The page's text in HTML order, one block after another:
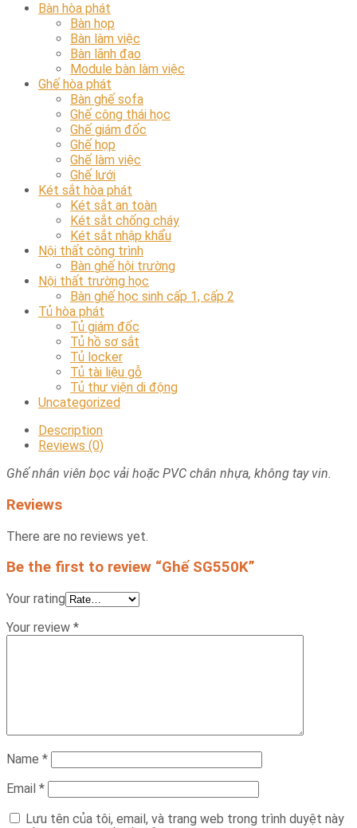
Bàn hòa phát
Bàn họp
Bàn làm việc
Bàn lãnh đạo
Module bàn làm việc
Ghế hòa phát
Bàn ghế sofa
Ghế công thái học
Ghế giám đốc
Ghế họp
Ghế làm việc
Ghế lưới
Két sắt hòa phát
Két sắt an toàn
Két sắt chống cháy
Két sắt nhập khẩu
Nội thất công trình
Bàn ghế hội trường
Nội thất trường học
Bàn ghế học sinh cấp 1, cấp 2
Tủ hòa phát
Tủ giám đốc
Tủ hồ sơ sắt
Tủ locker
Tủ tài liệu gỗ
Tủ thư viện di động
Uncategorized
Description
Reviews (0)
Ghế nhân viên bọc vải hoặc PVC chân nhựa, không tay vin.
Reviews
There are no reviews yet.
Be the first to review “Ghế SG550K”
Your rating
Your review *
Name *
Email *
Lưu tên của tôi, email, và trang web trong trình duyệt này